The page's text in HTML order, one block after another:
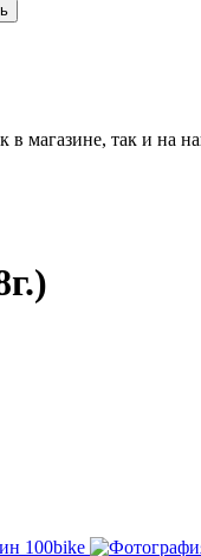
магазине, так и на